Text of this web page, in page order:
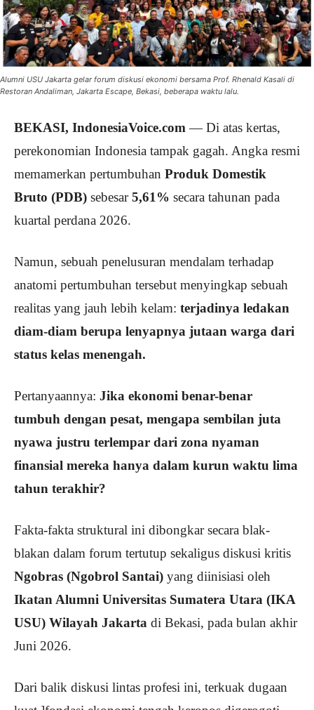
Alumni USU Jakarta gelar forum diskusi ekonomi bersama Prof. Rhenald Kasali di
Restoran Andaliman, Jakarta Escape, Bekasi, beberapa waktu lalu.
BEKASI, IndonesiaVoice.com — Di atas kertas,
perekonomian Indonesia tampak gagah. Angka resmi
memamerkan pertumbuhan Produk Domestik
Bruto (PDB) sebesar5,61% secara tahunan pada
kuartal perdana 2026.
Namun, sebuah penelusuran mendalam terhadap
anatomi pertumbuhan tersebut menyingkap sebuah
realitas yang jauh lebih kelam: terjadinya ledakan
diam-diam berupa lenyapnya jutaan warga dari
status kelas menengah.
Pertanyaannya: Jika ekonomi benar-benar
tumbuh dengan pesat, mengapa sembilan juta
nyawa justru terlempar dari zona nyaman
finansial mereka hanya dalam kurun waktu lima
tahun terakhir?
Fakta-fakta struktural ini dibongkar secara blak-
blakan dalam forum tertutup sekaligus diskusi kritis
Ngobras (Ngobrol Santai) yang diinisiasi oleh
Ikatan Alumni Universitas Sumatera Utara (IKA
USU) Wilayah Jakarta di Bekasi, pada bulan akhir
Juni 2026.
Dari balik diskusi lintas profesi ini, terkuak dugaan